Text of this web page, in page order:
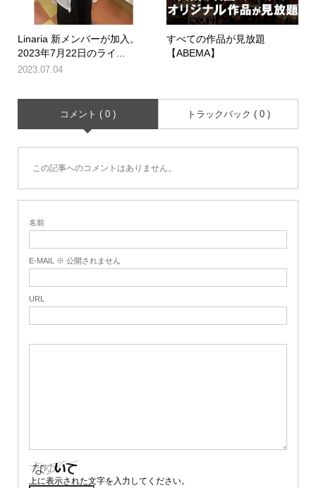
Linaria 新メンバーが加入。
2023年7月22日のライ...
2023.07.04
すべての作品が見放題
【ABEMA】
コメント ( 0 ) トラックバック ( 0 )
この記事へのコメントはありません。
名前
E-MAIL ※ 公開されません
URL
上に表示された文字を入力してください。